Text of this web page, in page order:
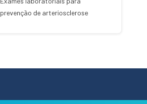
prevenção de arteriosclerose